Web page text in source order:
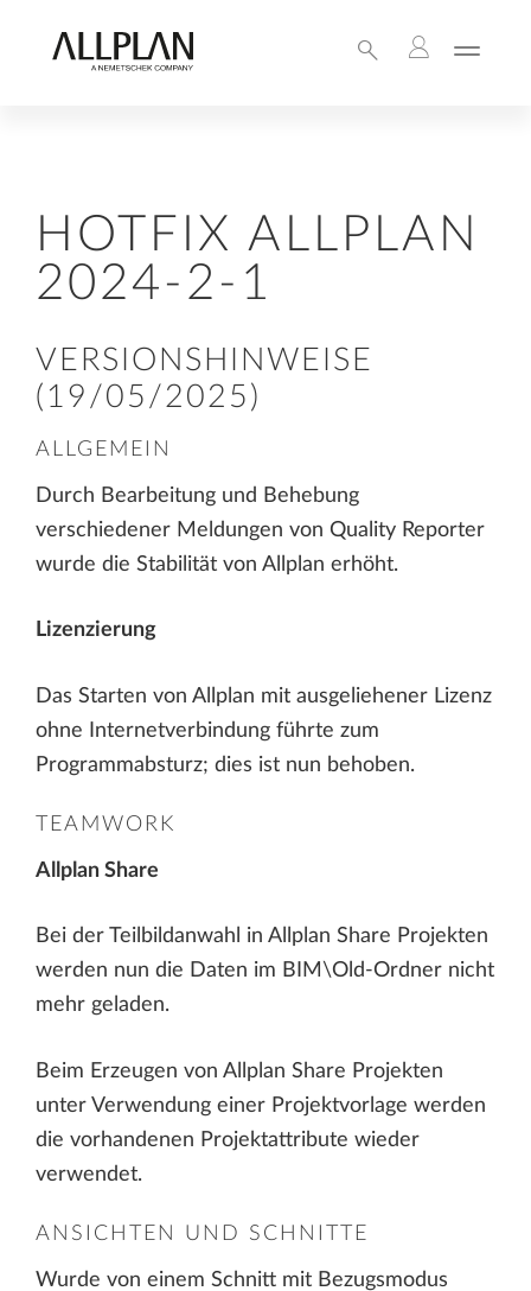
HOTFIX ALLPLAN
2024-2-1
VERSIONSHINWEISE
(19/05/2025)
ALLGEMEIN
Durch Bearbeitung und Behebung
verschiedener Meldungen von Quality Reporter
wurde die Stabilität von Allplan erhöht.
Lizenzierung
Das Starten von Allplan mit ausgeliehener Lizenz
ohne Internetverbindung führte zum
Programmabsturz; dies ist nun behoben.
TEAMWORK
Allplan Share
Bei der Teilbildanwahl in Allplan Share Projekten
werden nun die Daten im BIM\Old-Ordner nicht
mehr geladen.
Beim Erzeugen von Allplan Share Projekten
unter Verwendung einer Projektvorlage werden
die vorhandenen Projektattribute wieder
verwendet.
ANSICHTEN UND SCHNITTE
Wurde von einem Schnitt mit Bezugsmodus